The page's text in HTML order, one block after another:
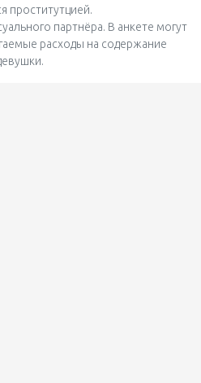
проститутцией.
партнёра. В анкете могут
расходы на содержание